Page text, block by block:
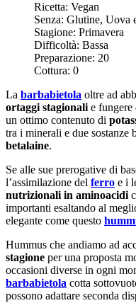
Ricetta: Vegan
Senza: Glutine, Uova
Stagione: Primavera
Difficoltà: Bassa
Preparazione: 20
Cottura: 0
La barbabietola oltre ad
ortaggi stagionalie fungere
un ottimo contenuto di
tra i minerali e due sostanze
betalaine.
Se alle sue prerogative di
l’assimilazione del ferro e i
nutrizionali in aminoacidi
importanti esaltando al
elegante come questo
Hummus che andiamo ad
stagione per una proposta
occasioni diverse in ogni
barbabietola cotta
possono adattare seconda